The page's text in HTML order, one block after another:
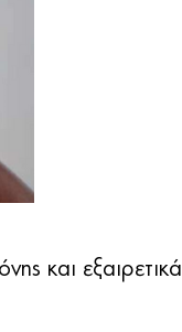
και εξαιρετικά